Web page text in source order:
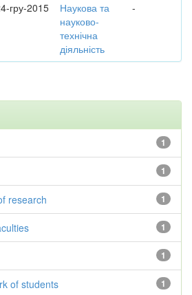
гру-2015
Наукова та
науково-
технічна
діяльність
-
1
1
1
research
1
1
1
of students